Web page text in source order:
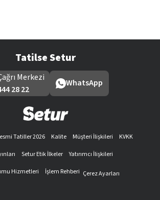
Tatilse Setur
Merkezi
28 22
WhatsApp
Tatiller 2026 Kalite Müşteri İlişkileri
KVKK
Setur Etik İlkeler
Yatırımcı İlişkileri
Hizmetleri
İşlem Rehberi Çerez Ayarları